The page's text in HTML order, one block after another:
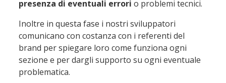
presenza di eventuali errori o problemi tecnici.
Inoltre in questa fase i nostri sviluppatori
comunicano con costanza con i referenti del
brand per spiegare loro come funziona ogni
sezione e per dargli supporto su ogni eventuale
problematica.